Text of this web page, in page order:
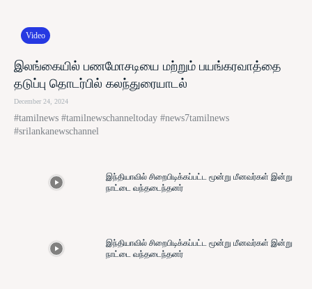
Video
இலங்கையில் பணமோசடியை மற்றும் பயங்கரவாத்தை
தடுப்பு தொடர்பில் கலந்துரையாடல்
December 24, 2024
#tamilnews #tamilnewschanneltoday #news7tamilnews
#srilankanewschannel
இந்தியாவில் சிறைபிடிக்கப்பட்ட மூன்று மீனவர்கள் இன்று
நாட்டை வந்தடைந்தனர்
இந்தியாவில் சிறைபிடிக்கப்பட்ட மூன்று மீனவர்கள் இன்று
நாட்டை வந்தடைந்தனர்